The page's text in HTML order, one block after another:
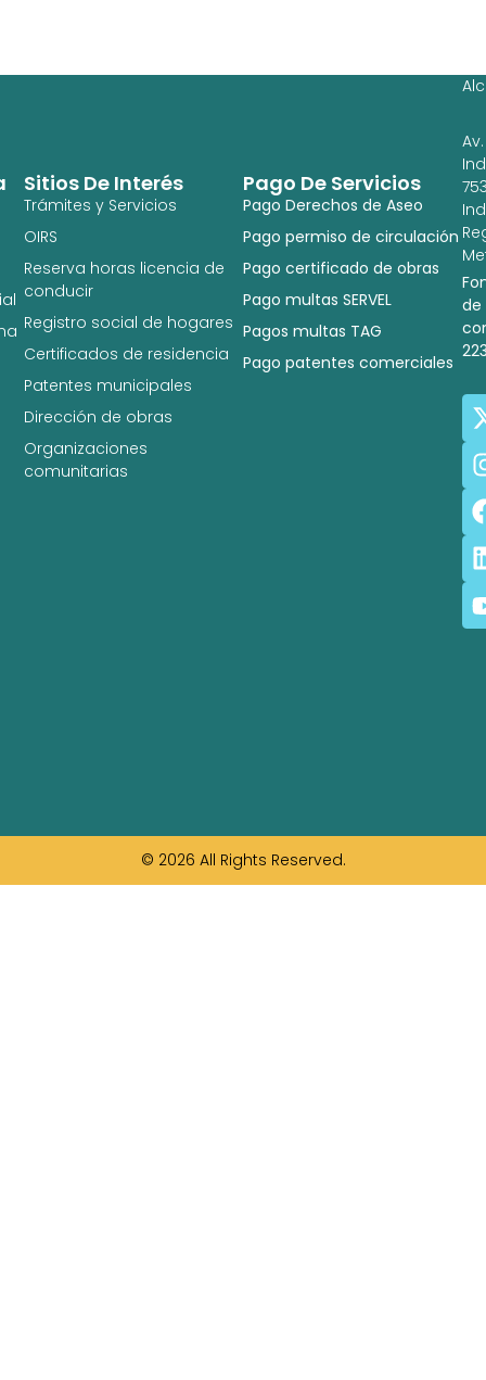
Pago De Servicios
Pago Derechos de Aseo
Pago permiso de circulación
Pago certificado de obras
Pago multas SERVEL
Pagos multas TAG
Pago patentes comerciales
Sitios De Interés
Trámites y Servicios
OIRS
Reserva horas licencia de
conducir
Registro social de hogares
Certificados de residencia
Patentes municipales
Dirección de obras
Organizaciones
comunitarias
Av.
de
© 2026 All Rights Reserved.